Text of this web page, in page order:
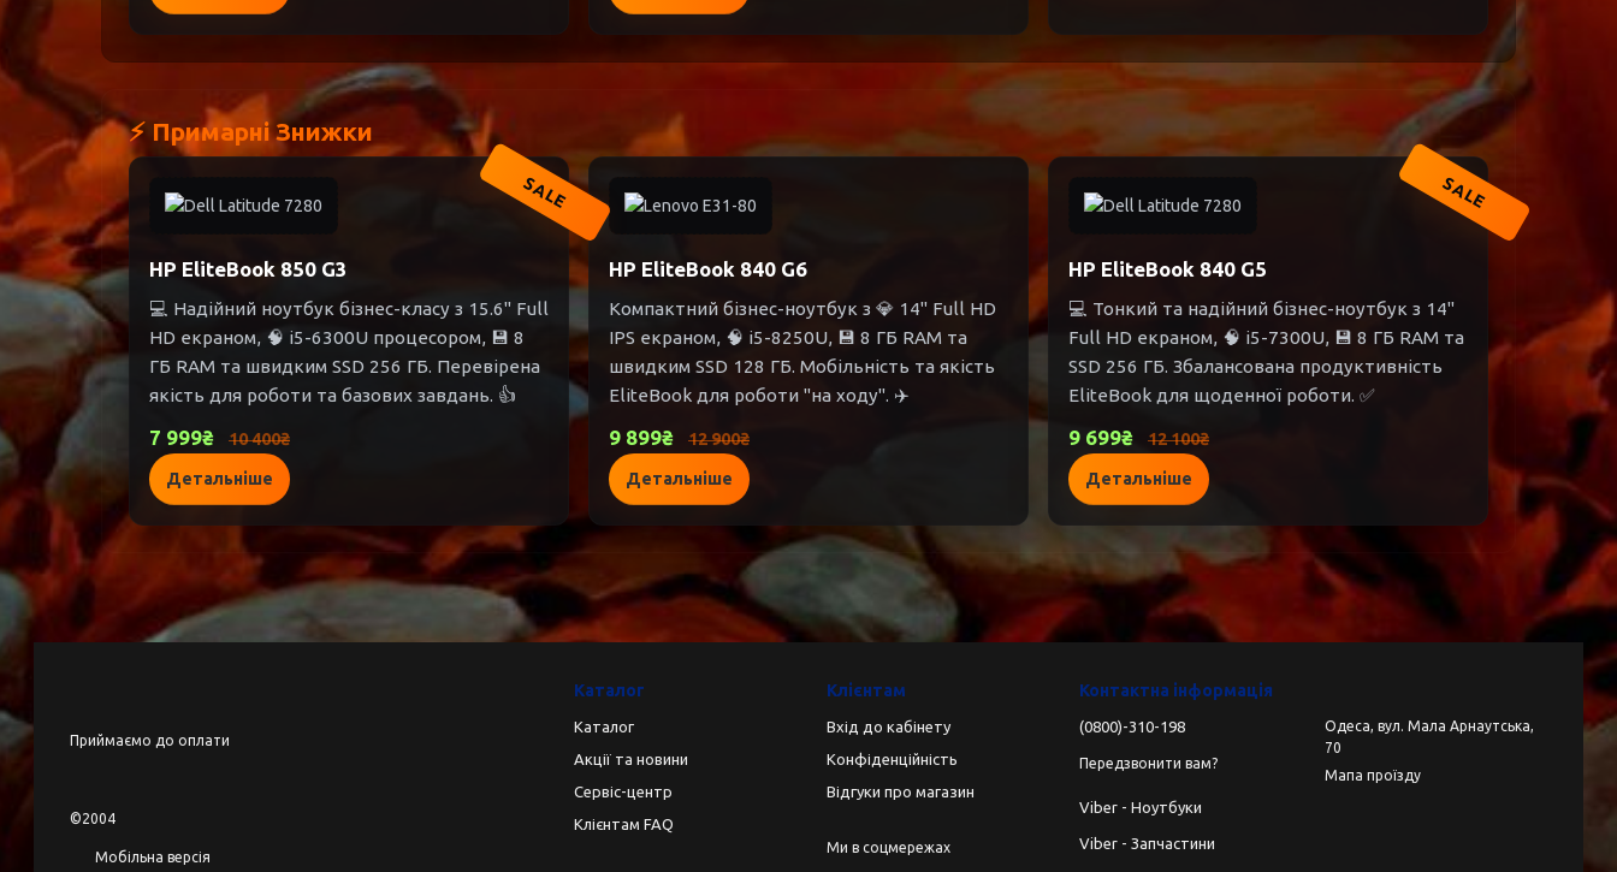
⚡ Примарні Знижки
SALE
HP EliteBook 850 G3
💻 Надійний ноутбук бізнес-класу з 15.6" Full
HD екраном, 🧠 i5-6300U процесором, 💾 8
ГБ RAM та швидким SSD 256 ГБ. Перевірена
якість для роботи та базових завдань. 👍
7 999₴ 10 400₴
Детальніше
HP EliteBook 840 G6
Компактний бізнес-ноутбук з 💎 14" Full HD
IPS екраном, 🧠 i5-8250U, 💾 8 ГБ RAM та
швидким SSD 128 ГБ. Мобільність та якість
EliteBook для роботи "на ходу". ✈️
9 899₴ 12 900₴
Детальніше
SALE
HP EliteBook 840 G5
💻 Тонкий та надійний бізнес-ноутбук з 14"
Full HD екраном, 🧠 i5-7300U, 💾 8 ГБ RAM та
SSD 256 ГБ. Збалансована продуктивність
EliteBook для щоденної роботи. ✅
9 699₴ 12 100₴
Детальніше
Приймаємо до оплати
©2004
Мобільна версія
Каталог
Каталог
Акції та новини
Сервіс-центр
Клієнтам FAQ
Клієнтам
Вхід до кабінету
Конфіденційність
Відгуки про магазин
Ми в соцмережах
Контактна інформація
(0800)-310-198
Передзвонити вам?
Viber - Ноутбуки
Viber - Запчастини
Одеса, вул. Мала Арнаутська,
70
Мапа проїзду